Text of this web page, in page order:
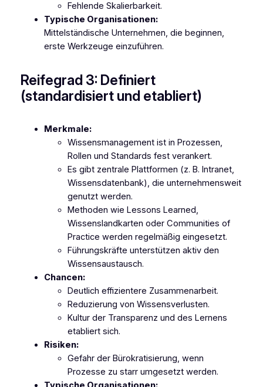
Fehlende Skalierbarkeit.
Typische Organisationen:
Mittelständische Unternehmen, die beginnen,
erste Werkzeuge einzuführen.
Reifegrad 3: Definiert
(standardisiert und etabliert)
Merkmale:
Wissensmanagement ist in Prozessen,
Rollen und Standards fest verankert.
Es gibt zentrale Plattformen (z. B. Intranet,
Wissensdatenbank), die unternehmensweit
genutzt werden.
Methoden wie Lessons Learned,
Wissenslandkarten oder Communities of
Practice werden regelmäßig eingesetzt.
Führungskräfte unterstützen aktiv den
Wissensaustausch.
Chancen:
Deutlich effizientere Zusammenarbeit.
Reduzierung von Wissensverlusten.
Kultur der Transparenz und des Lernens
etabliert sich.
Risiken:
Gefahr der Bürokratisierung, wenn
Prozesse zu starr umgesetzt werden.